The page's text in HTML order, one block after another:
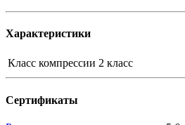
Характеристики
Класс компрессии 2 класс
Сертификаты